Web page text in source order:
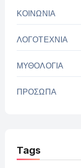
ΚΟΙΝΩΝΙΑ
ΛΟΓΟΤΕΧΝΙΑ
ΜΥΘΟΛΟΓΙΑ
ΠΡΟΣΩΠΑ
Tags